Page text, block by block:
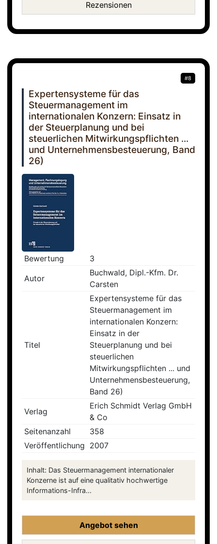
Rezensionen
#8
Expertensysteme für das
Steuermanagement im
internationalen Konzern: Einsatz in
der Steuerplanung und bei
steuerlichen Mitwirkungspflichten ...
und Unternehmensbesteuerung, Band
26)
Bewertung 3
Autor
Buchwald, Dipl.-Kfm. Dr.
Carsten
Titel
Expertensysteme für das
Steuermanagement im
internationalen Konzern:
Einsatz in der
Steuerplanung und bei
steuerlichen
Mitwirkungspflichten ... und
Unternehmensbesteuerung,
Band 26)
Verlag
Erich Schmidt Verlag GmbH
& Co
Seitenanzahl
358
Veröffentlichung 2007
Inhalt: Das Steuermanagement internationaler
Konzerne ist auf eine qualitativ hochwertige
Informations-Infra...
Angebot sehen